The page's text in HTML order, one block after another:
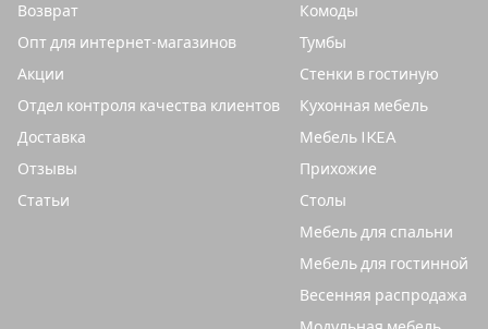
Комоды
Тумбы
Стенки в гостиную
Кухонная мебель
Мебель IKEA
Прихожие
Столы
Мебель для спальни
Мебель для гостинной
Весенняя распродажа
Возврат
Опт для интернет-магазинов
Акции
Отдел контроля качества клиентов
Доставка
Отзывы
Статьи